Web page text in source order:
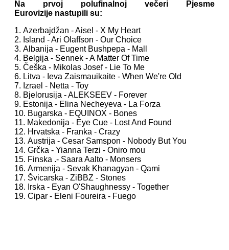
Na prvoj polufinalnoj večeri Pjesme
Eurovizije nastupili su:
1. Azerbajdžan - Aisel - X My Heart
2. Island - Ari Olaffson - Our Choice
3. Albanija - Eugent Bushpepa - Mall
4. Belgija - Sennek - A Matter Of Time
5. Češka - Mikolas Josef - Lie To Me
6. Litva - Ieva Zaismauikaite - When We're Old
7. Izrael - Netta - Toy
8. Bjelorusija - ALEKSEEV - Forever
9. Estonija - Elina Necheyeva - La Forza
10. Bugarska - EQUINOX - Bones
11. Makedonija - Eye Cue - Lost And Found
12. Hrvatska - Franka - Crazy
13. Austrija - Cesar Samspon - Nobody But You
14. Grčka - Yianna Terzi - Oniro mou
15. Finska .- Saara Aalto - Monsers
16. Armenija - Sevak Khanagyan - Qami
17. Švicarska - ZiBBZ - Stones
18. Irska - Eyan O'Shaughnessy - Together
19. Cipar - Eleni Foureira - Fuego